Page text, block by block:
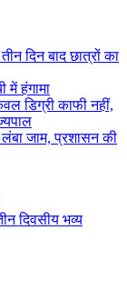
दिन बाद छात्रों का
में हंगामा
डिग्री काफी नहीं,
लंबा जाम, प्रशासन की
दिवसीय भव्य